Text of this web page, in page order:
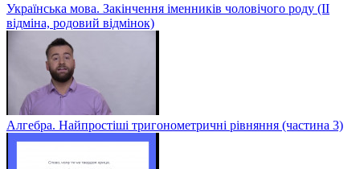
Українська мова. Закінчення іменників чоловічого роду (ІІ
відміна, родовий відмінок)
Алгебра. Найпростіші тригонометричні рівняння (частина 3)